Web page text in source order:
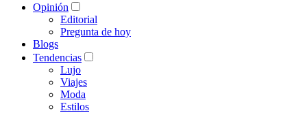
Opinión
Editorial
Pregunta de hoy
Blogs
Tendencias
Lujo
Viajes
Moda
Estilos